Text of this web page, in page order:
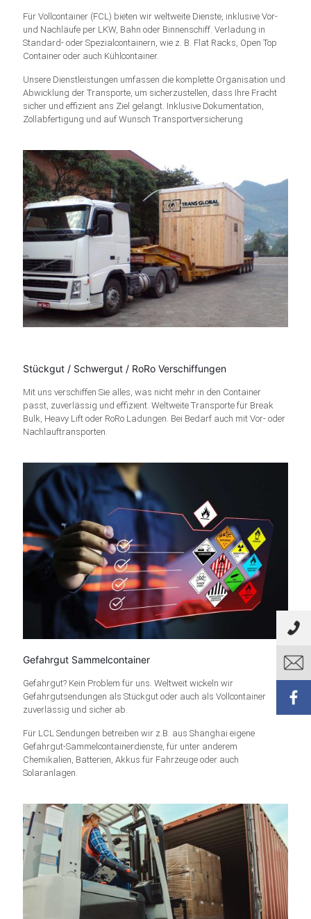
Für Vollcontainer (FCL) bieten wir weltweite Dienste, inklusive Vor-
und Nachläufe per LKW, Bahn oder Binnenschiff. Verladung in
Standard- oder Spezialcontainern, wie z. B. Flat Racks, Open Top
Container oder auch Kühlcontainer.
Unsere Dienstleistungen umfassen die komplette Organisation und
Abwicklung der Transporte, um sicherzustellen, dass Ihre Fracht
sicher und effizient ans Ziel gelangt. Inklusive Dokumentation,
Zollabfertigung und auf Wunsch Transportversicherung
Stückgut / Schwergut / RoRo Verschiffungen
Mit uns verschiffen Sie alles, was nicht mehr in den Container
passt, zuverlässig und effizient. Weltweite Transporte für Break
Bulk, Heavy Lift oder RoRo Ladungen. Bei Bedarf auch mit Vor- oder
Nachlauftransporten.
Gefahrgut Sammelcontainer
Gefahrgut? Kein Problem für uns. Weltweit wickeln wir
Gefahrgutsendungen als Stückgut oder auch als Vollcontainer
zuverlässig und sicher ab.
Für LCL Sendungen betreiben wir z.B. aus Shanghai eigene
Gefahrgut-Sammelcontainerdienste, für unter anderem
Chemikalien, Batterien, Akkus für Fahrzeuge oder auch
Solaranlagen.